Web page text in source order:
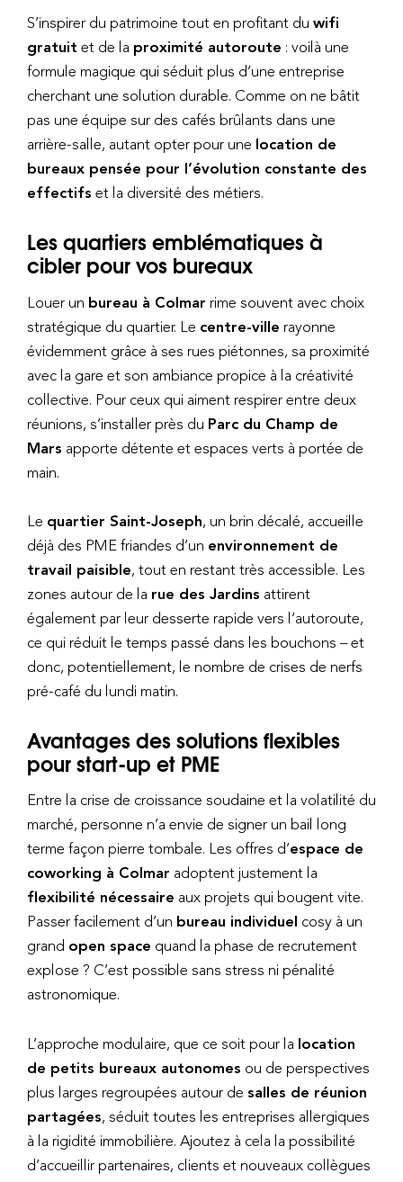
S’inspirer du patrimoine tout en profitant du wifi
gratuit et de la proximité autoroute : voilà une
formule magique qui séduit plus d’une entreprise
cherchant une solution durable. Comme on ne bâtit
pas une équipe sur des cafés brûlants dans une
arrière-salle, autant opter pour une location de
bureaux pensée pour l’évolution constante des
effectifs et la diversité des métiers.
Les quartiers emblématiques à
cibler pour vos bureaux
Louer un bureau à Colmar rime souvent avec choix
stratégique du quartier. Le centre-ville rayonne
évidemment grâce à ses rues piétonnes, sa proximité
avec la gare et son ambiance propice à la créativité
collective. Pour ceux qui aiment respirer entre deux
réunions, s’installer près du Parc du Champ de
Mars apporte détente et espaces verts à portée de
main.
Le quartier Saint-Joseph, un brin décalé, accueille
déjà des PME friandes d’un environnement de
travail paisible, tout en restant très accessible. Les
zones autour de la rue des Jardins attirent
également par leur desserte rapide vers l’autoroute,
ce qui réduit le temps passé dans les bouchons – et
donc, potentiellement, le nombre de crises de nerfs
pré-café du lundi matin.
Avantages des solutions flexibles
pour start-up et PME
Entre la crise de croissance soudaine et la volatilité du
marché, personne n’a envie de signer un bail long
terme façon pierre tombale. Les offres d’espace de
coworking à Colmar adoptent justement la
flexibilité nécessaire aux projets qui bougent vite.
Passer facilement d’un bureau individuel cosy à un
grand open space quand la phase de recrutement
explose ? C’est possible sans stress ni pénalité
astronomique.
L’approche modulaire, que ce soit pour la location
de petits bureaux autonomes ou de perspectives
plus larges regroupées autour de salles de réunion
partagées, séduit toutes les entreprises allergiques
à la rigidité immobilière. Ajoutez à cela la possibilité
d’accueillir partenaires, clients et nouveaux collègues